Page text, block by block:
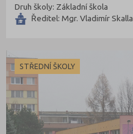
Druh školy: Základní škola
Ředitel: Mgr. Vladimír Skalla
STŘEDNÍ ŠKOLY